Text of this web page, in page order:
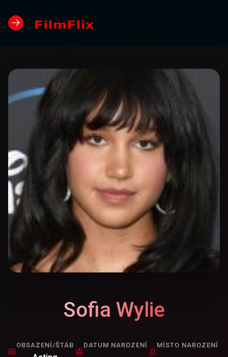
Sofia Wylie
OBSAZENÍ/ŠTÁB DATUM NAROZENÍ MÍSTO NAROZENÍ